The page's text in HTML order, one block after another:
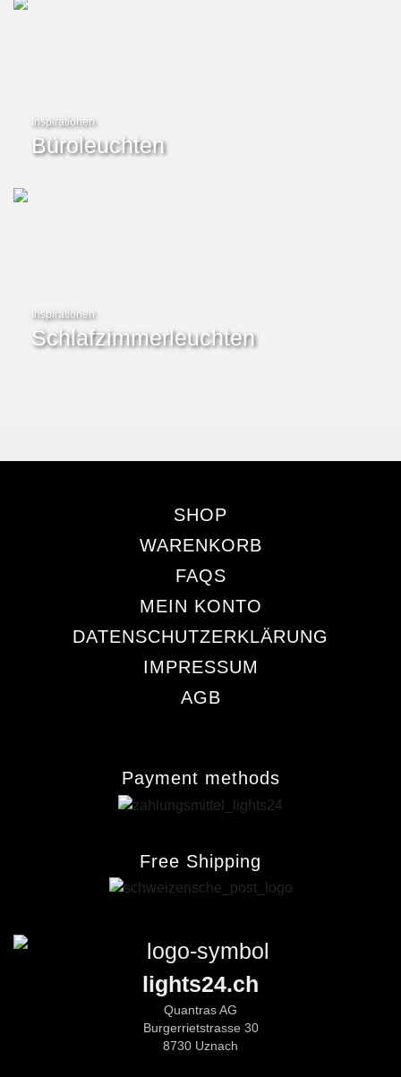
Inspirationen
Büroleuchten
Inspirationen
Schlafzimmerleuchten
SHOP
WARENKORB
FAQS
MEIN KONTO
DATENSCHUTZERKLÄRUNG
IMPRESSUM
AGB
Payment methods
Free Shipping
lights24.ch
Quantras AG
Burgerrietstrasse 30
8730 Uznach